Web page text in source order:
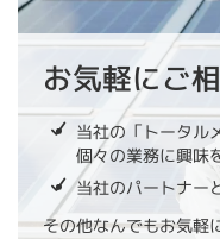
お気軽にご
当社の「トータル
個々の業務に興味
当社のパートナー
その他なんでもお気軽